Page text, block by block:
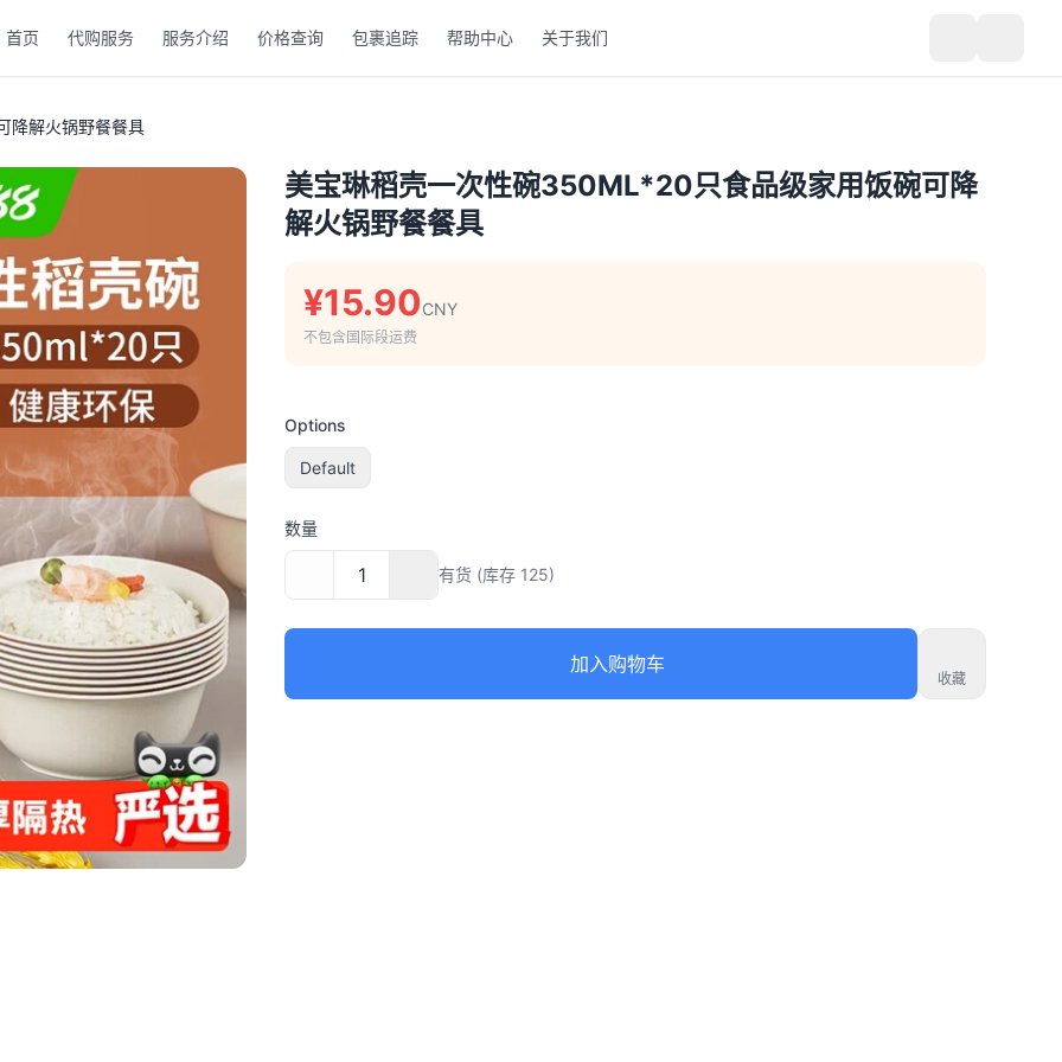
首页 代购服务 服务介绍 价格查询 包裹追踪 帮助中心 关于我们
降解火锅野餐餐具
美宝琳稻壳一次性碗350ML*20只食品级家用饭碗可降
解火锅野餐餐具
¥15.90CNY
不包含国际段运费
Options
Default
数量
有货 (库存 125)
加入购物车
收藏